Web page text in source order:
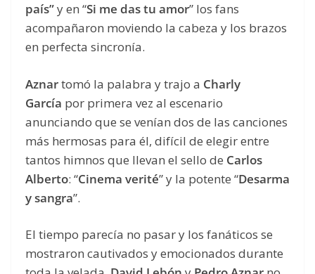
país”y en “Si me das tu amor” los fans
acompañaron moviendo la cabeza y los brazos
en perfecta sincronía.
Aznartomó la palabra y trajo a Charly
García por primera vez al escenario
anunciando que se venían dos de las canciones
más hermosas para él, difícil de elegir entre
tantos himnos que llevan el sello de Carlos
Alberto: “Cinema verité” y la potente “Desarma
y sangra”.
El tiempo parecía no pasar y los fanáticos se
mostraron cautivados y emocionados durante